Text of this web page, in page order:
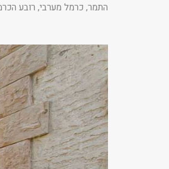
התמר, כרמל מערבי, רובע הכרמל,